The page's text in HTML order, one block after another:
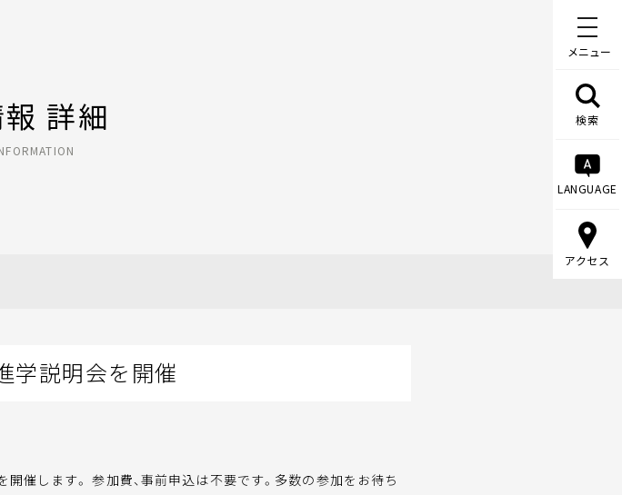
メニュー
検索
LANGUAGE
アクセス
詳細
学説明会を開催
開催します。 参加費、事前申込は不要です。多数の参加をお待ち